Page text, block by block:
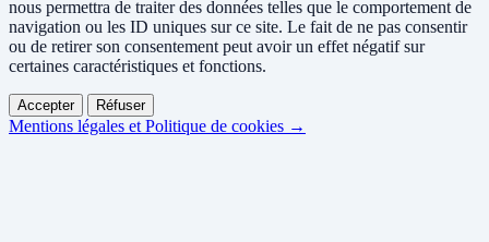
nous permettra de traiter des données telles que le comportement de
navigation ou les ID uniques sur ce site. Le fait de ne pas consentir
ou de retirer son consentement peut avoir un effet négatif sur
certaines caractéristiques et fonctions.
Accepter Réfuser
Mentions légales et Politique de cookies →